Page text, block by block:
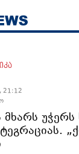
21:12
მხარს